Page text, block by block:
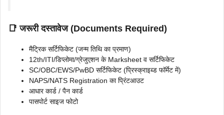
📑 जरूरी दस्तावेज (Documents Required)
मैट्रिक सर्टिफिकेट (जन्म तिथि का प्रमाण)
12th/ITI/डिप्लोमा/ग्रेजुएशन के Marksheet व सर्टिफिकेट
SC/OBC/EWS/PwBD सर्टिफिकेट (प्रिस्क्राइब्ड फॉर्मेट में)
NAPS/NATS Registration का प्रिंटआउट
आधार कार्ड / पैन कार्ड
पासपोर्ट साइज फोटो